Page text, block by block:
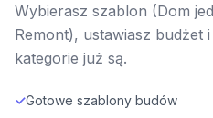
Wybierasz szablon (Dom
Remont), ustawiasz budżet
kategorie już są.
✓Gotowe szablony budów